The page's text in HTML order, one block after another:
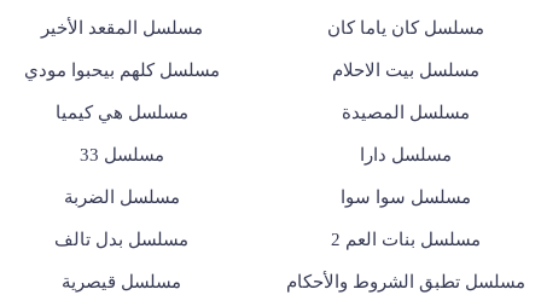
مسلسل كان ياما كان مسلسل المقعد الأخير
مسلسل بيت الاحلام مسلسل كلهم بيحبوا مودي
مسلسل المصيدة مسلسل هي كيميا
مسلسل دارا مسلسل 33
مسلسل سوا سوا مسلسل الضربة
مسلسل بنات العم 2 مسلسل بدل تالف
مسلسل تطبق الشروط والأحكام مسلسل قيصرية